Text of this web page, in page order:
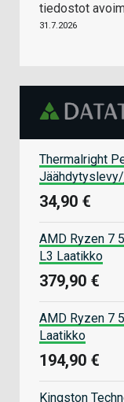
tiedostot
31.7.2026
Thermalright
34,90 €
AMD Ryzen 7
L3 Laatikko
379,90 €
AMD Ryzen 7
Laatikko
194,90 €
Kingston